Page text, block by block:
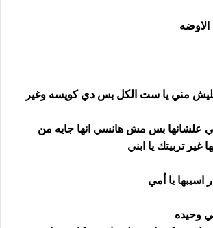
مني يا ست الكل بس دي كويسه وغير
علشانها بس مش هانسي انها جايه من
غير تربيتك يا ابني
يا أمي
وحيده